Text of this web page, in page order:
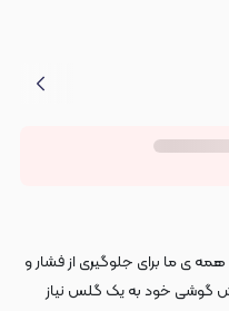
ی ما برای جلوگیری از فشار و
گوشی خود به یک گلس نیاز